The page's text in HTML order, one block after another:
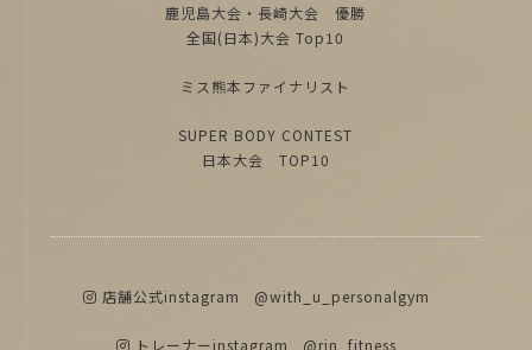
鹿児島大会・長崎大会 優勝
全国(日本)大会 Top10
ミス熊本ファイナリスト
SUPER BODY CONTEST
日本大会 TOP10
店舗公式instagram @with_u_personalgym
トレーナーinstagram @rin_fitness